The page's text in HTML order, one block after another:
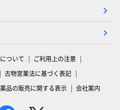
ついて
ご利用上の注意
古物営業法に基づく表記
品の販売に関する表示 会社案内